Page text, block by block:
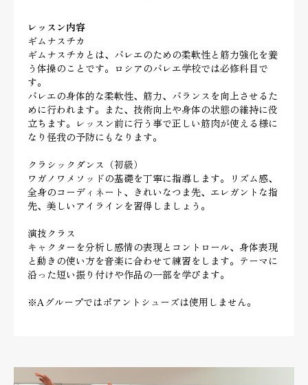
レッスン内容
ギムナスチカ
ギムナスチカとは、バレエのための柔軟性と筋力強化を養
う体操のことです。ロシアのバレエ学校では必修科目で
す。
バレエの身体的な柔軟性、筋力、バランスを向上させるた
めに行われます。また、技術向上や身体の状態の維持に役
立ちます。レッスン前に行う事で正しい筋肉が使える様に
なり怪我の予防にもなります。
クラシックダンス（初級）
ワガノワメソッドの基礎を丁寧に指導します。リズム感、
全身のコーディネート、きれいなつま先、エレガントな指
先、美しいアイラインを習得しましょう。
演技クラス
キャクターを分析し感情の表現とコントロール、身体表現
と動きの使い方を音楽に合わせて練習をします。テーマに
沿った短い振り付けや作品の一部を学びます。
※Aグループではポアントシューズは使用しません。